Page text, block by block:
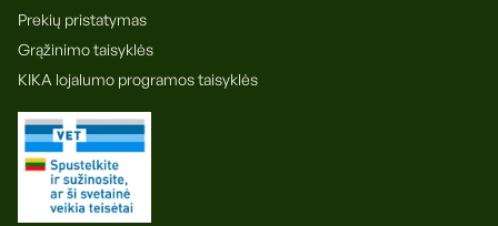
Prekių pristatymas
Grąžinimo taisyklės
KIKA lojalumo programos taisyklės